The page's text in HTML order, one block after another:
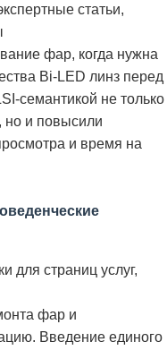
статьи,
фар, когда нужна
Bi-LED линз перед
семантикой не только
и повысили
и время на
для страниц услуг,
фар и
Введение единого